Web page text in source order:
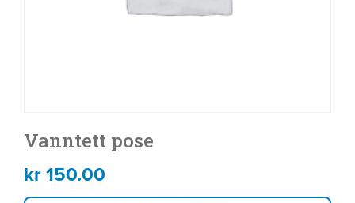
Vanntett pose
kr150.00